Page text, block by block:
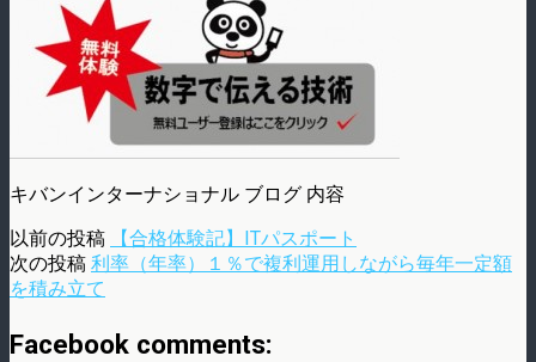
キバンインターナショナル ブログ 内容
以前の投稿
【合格体験記】ITパスポート
次の投稿 利率（年率）１％で複利運用しながら毎年一定額
を積み立て
Facebook comments: